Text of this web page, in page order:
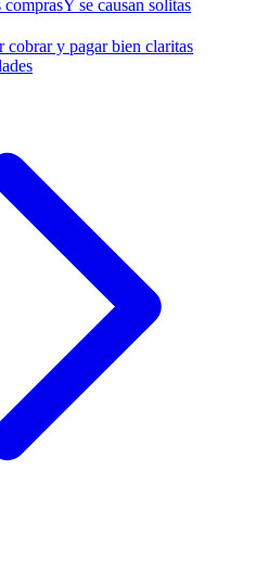
comprasY se causan solitas
cobrar y pagar bien claritas